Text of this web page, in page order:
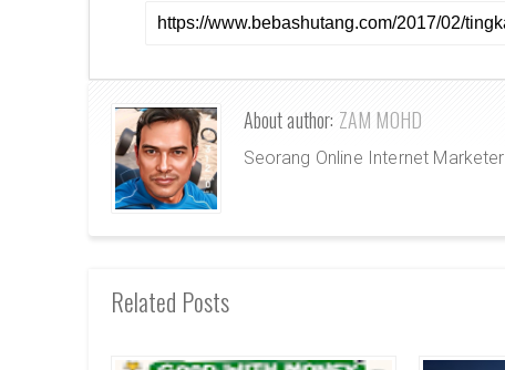
About author: ZAM MOHD
Seorang Online Internet Marketer
Related Posts